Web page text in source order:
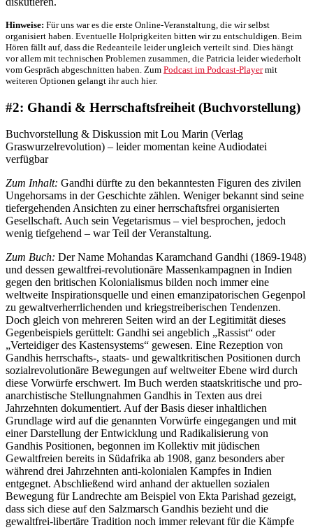
Hinweise: Für uns war es die erste Online-Veranstaltung, die wir selbst
organisiert haben. Eventuelle Holprigkeiten bitten wir zu entschuldigen. Beim
Hören fällt auf, dass die Redeanteile leider ungleich verteilt sind. Dies hängt
vor allem mit technischen Problemen zusammen, die Patricia leider wiederholt
vom Gespräch abgeschnitten haben. Zum Podcast im Podcast-Playermit
weiteren Optionen gelangt ihr auch hier.
#2: Ghandi & Herrschaftsfreiheit (Buchvorstellung)
Buchvorstellung & Diskussion mit Lou Marin (Verlag
Graswurzelrevolution) – leider momentan keine Audiodatei
verfügbar
Zum Inhalt: Gandhi dürfte zu den bekanntesten Figuren des zivilen
Ungehorsams in der Geschichte zählen. Weniger bekannt sind seine
tiefergehenden Ansichten zu einer herrschaftsfrei organisierten
Gesellschaft. Auch sein Vegetarismus – viel besprochen, jedoch
wenig tiefgehend – war Teil der Veranstaltung.
Zum Buch: Der Name Mohandas Karamchand Gandhi (1869-1948)
und dessen gewaltfrei-revolutionäre Massenkampagnen in Indien
gegen den britischen Kolonialismus bilden noch immer eine
weltweite Inspirationsquelle und einen emanzipatorischen Gegenpol
zu gewaltverherrlichenden und kriegstreiberischen Tendenzen.
Doch gleich von mehreren Seiten wird an der Legitimität dieses
Gegenbeispiels gerüttelt: Gandhi sei angeblich „Rassist“ oder
„Verteidiger des Kastensystems“ gewesen. Eine Rezeption von
Gandhis herrschafts-, staats- und gewaltkritischen Positionen durch
sozialrevolutionäre Bewegungen auf weltweiter Ebene wird durch
diese Vorwürfe erschwert. Im Buch werden staatskritische und pro-
anarchistische Stellungnahmen Gandhis in Texten aus drei
Jahrzehnten dokumentiert. Auf der Basis dieser inhaltlichen
Grundlage wird auf die genannten Vorwürfe eingegangen und mit
einer Darstellung der Entwicklung und Radikalisierung von
Gandhis Positionen, begonnen im Kollektiv mit jüdischen
Gewaltfreien bereits in Südafrika ab 1908, ganz besonders aber
während drei Jahrzehnten anti-kolonialen Kampfes in Indien
entgegnet. Abschließend wird anhand der aktuellen sozialen
Bewegung für Landrechte am Beispiel von Ekta Parishad gezeigt,
dass sich diese auf den Salzmarsch Gandhis bezieht und die
gewaltfrei-libertäre Tradition noch immer relevant für die Kämpfe